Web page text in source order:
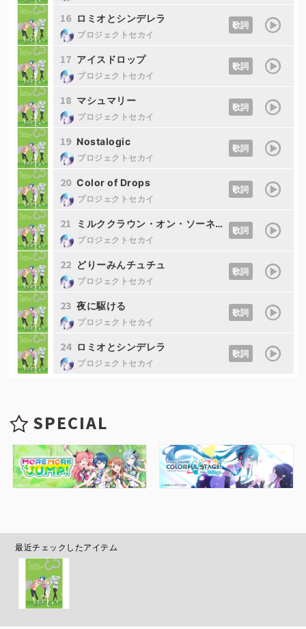
16 ロミオとシンデレラ
プロジェクトセカイ
歌詞
17 アイスドロップ
プロジェクトセカイ
歌詞
18 マシュマリー
プロジェクトセカイ
歌詞
19 Nostalogic
プロジェクトセカイ
歌詞
20 Color of Drops
プロジェクトセカイ
歌詞
21 ミルククラウン・オン・ソーネチカ
プロジェクトセカイ
歌詞
22 どりーみんチュチュ
プロジェクトセカイ
歌詞
23 夜に駆ける
プロジェクトセカイ
歌詞
24 ロミオとシンデレラ
プロジェクトセカイ
歌詞
SPECIAL
最近チェックしたアイテム